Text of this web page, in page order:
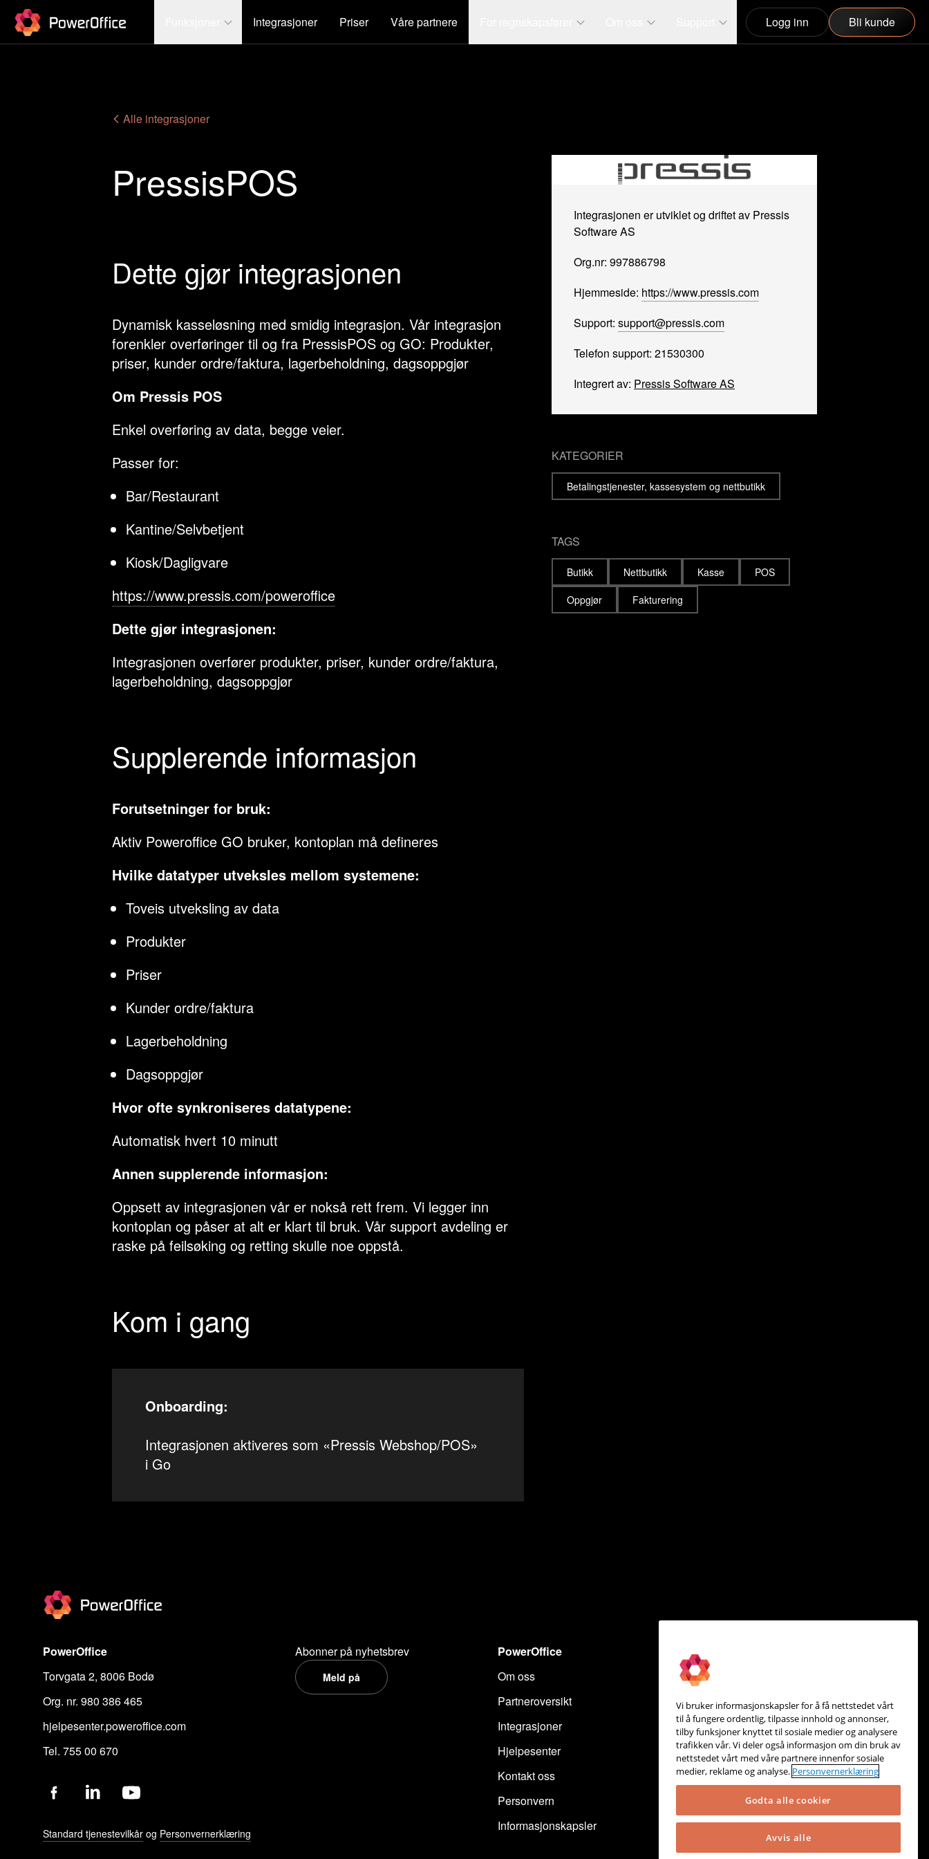
PowerOffice
Logg inn Bli kunde
Integrasjoner Priser Våre partnere
Alle integrasjoner
PressisPOS
Dette gjør integrasjonen
Dynamisk kasseløsning med smidig integrasjon. Vår integrasjon
forenkler overføringer til og fra PressisPOS og GO: Produkter,
priser, kunder ordre/faktura, lagerbeholdning, dagsoppgjør
Om Pressis POS
Enkel overføring av data, begge veier.
Passer for:
Bar/Restaurant
Kantine/Selvbetjent
Kiosk/Dagligvare
https://www.pressis.com/poweroffice
Dette gjør integrasjonen:
Integrasjonen overfører produkter, priser, kunder ordre/faktura,
lagerbeholdning, dagsoppgjør
Supplerende informasjon
Forutsetninger for bruk:
Aktiv Poweroffice GO bruker, kontoplan må defineres
Hvilke datatyper utveksles mellom systemene:
Toveis utveksling av data
Produkter
Priser
Kunder ordre/faktura
Lagerbeholdning
Dagsoppgjør
Hvor ofte synkroniseres datatypene:
Automatisk hvert 10 minutt
Annen supplerende informasjon:
Oppsett av integrasjonen vår er nokså rett frem. Vi legger inn
kontoplan og påser at alt er klart til bruk. Vår support avdeling er
raske på feilsøking og retting skulle noe oppstå.
Kom i gang
Onboarding:
Integrasjonen aktiveres som «Pressis Webshop/POS»
i Go
Integrasjonen er utviklet og driftet av Pressis
Software AS
Org.nr: 997886798
Hjemmeside: https://www.pressis.com
Support: support@pressis.com
Telefon support: 21530300
Integrert av: Pressis Software AS
KATEGORIER
Betalingstjenester, kassesystem og nettbutikk
TAGS
Butikk Nettbutikk Kasse
POS
Oppgjør
Fakturering
PowerOffice
Torvgata 2, 8006 Bodø
Org. nr. 980 386 465
hjelpesenter.poweroffice.com
Tel. 755 00 670
Standard tjenestevilkårog Personvernerklæring
Abonner på nyhetsbrev
Meld på
PowerOffice
Om oss
Partneroversikt
Integrasjoner
Hjelpesenter
Kontakt oss
Personvern
Informasjonskapsler
Vi bruker informasjonskapsler for å få nettstedet vårt
til å fungere ordentlig, tilpasse innhold og annonser,
tilby funksjoner knyttet til sosiale medier og analysere
trafikken vår. Vi deler også informasjon om din bruk av
nettstedet vårt med våre partnere innenfor sosiale
medier, reklame og analyse. Personvernerklæring
Godta alle cookier
Avvis alle